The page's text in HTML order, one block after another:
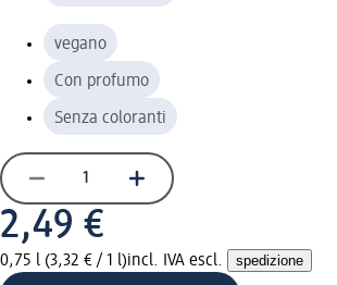
vegano
Con profumo
Senza coloranti
2,49 €
0,75 l (3,32 € / 1 l)incl. IVA escl. spedizione